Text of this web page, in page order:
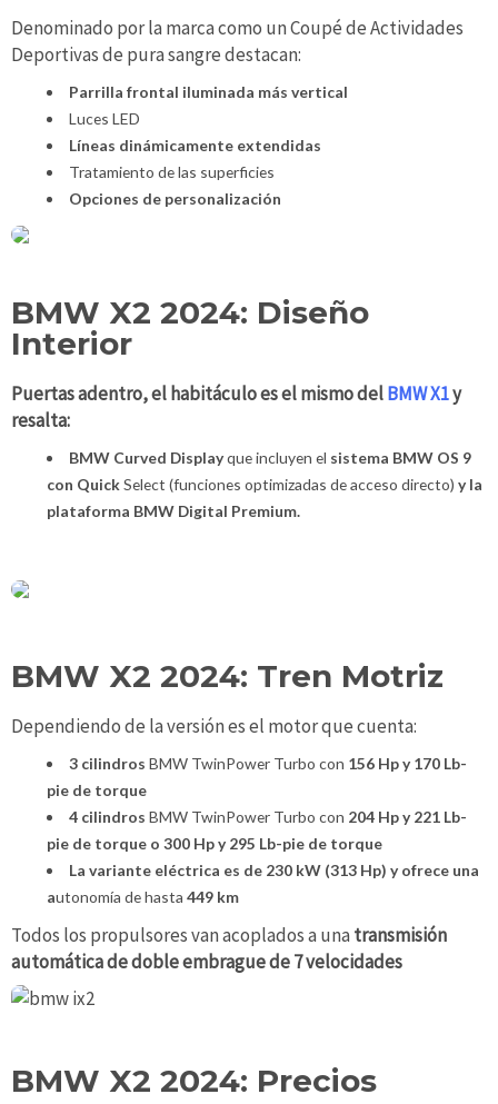
Denominado por la marca como un Coupé de Actividades
Deportivas de pura sangre destacan:
Parrilla frontal iluminada más vertical
Luces LED
Líneas dinámicamente extendidas
Tratamiento de las superficies
Opciones de personalización
BMW X2 2024: Diseño
Interior
Puertas adentro, el habitáculo es el mismo delBMW X1y
resalta:
BMW Curved Displayque incluyen el sistema BMW OS 9
con QuickSelect (funciones optimizadas de acceso directo) y la
plataforma BMW Digital Premium.
BMW X2 2024: Tren Motriz
Dependiendo de la versión es el motor que cuenta:
3 cilindros BMW TwinPower Turbo con 156 Hp y 170 Lb-
pie de torque
4 cilindros BMW TwinPower Turbo con 204 Hp y 221 Lb-
pie de torque o 300 Hp y 295 Lb-pie de torque
La variante eléctrica es de 230 kW (313 Hp) y ofrece una
autonomía de hasta 449 km
Todos los propulsores van acoplados a una transmisión
automática de doble embrague de 7 velocidades
BMW X2 2024: Precios